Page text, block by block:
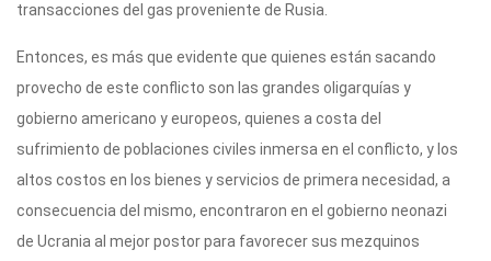
transacciones del gas proveniente de Rusia.
Entonces, es más que evidente que quienes están sacando
provecho de este conflicto son las grandes oligarquías y
gobierno americano y europeos, quienes a costa del
sufrimiento de poblaciones civiles inmersa en el conflicto, y los
altos costos en los bienes y servicios de primera necesidad, a
consecuencia del mismo, encontraron en el gobierno neonazi
de Ucrania al mejor postor para favorecer sus mezquinos